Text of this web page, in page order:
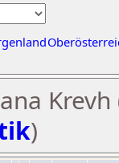
Krevh
)